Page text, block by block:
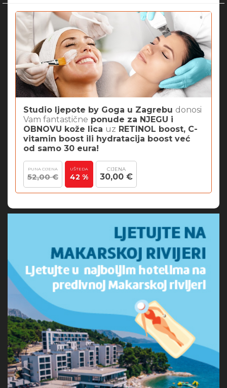
Studio ljepote by Goga u Zagrebu donosi
Vam fantastične ponude za NJEGU i
OBNOVU kože lica uz RETINOL boost, C-
vitamin boost ili hydratacija boost već
od samo 30 eura!
PUNA CIJENA
52,00 €
UŠTEDA
42 %
CIJENA
30,00 €